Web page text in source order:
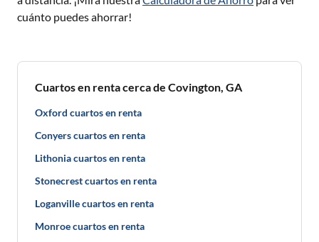
cuánto puedes ahorrar!
Cuartos en renta cerca de Covington, GA
Oxford cuartos en renta
Conyers cuartos en renta
Lithonia cuartos en renta
Stonecrest cuartos en renta
Loganville cuartos en renta
Monroe cuartos en renta